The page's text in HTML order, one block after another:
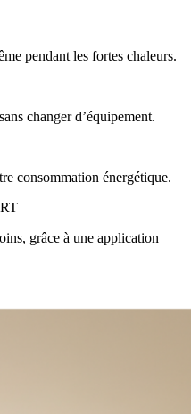
pendant les fortes chaleurs.
changer d’équipement.
consommation énergétique.
grâce à une application